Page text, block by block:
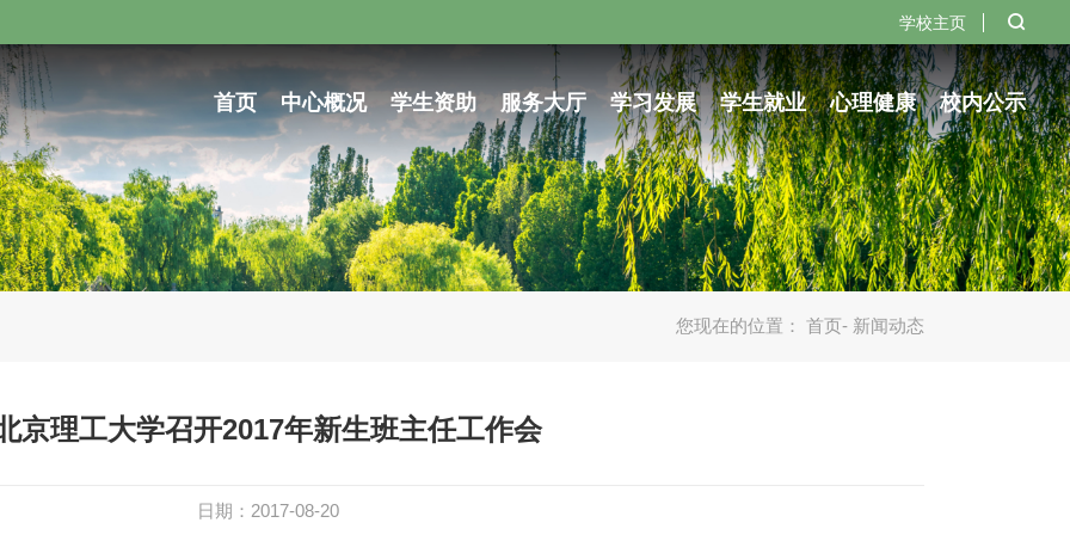
学校主页
首页 中心概况 学生资助 服务大厅 学习发展 学生就业 心理健康 校内公示
您现在的位置： 首页- 新闻动态
京理工大学召开2017年新生班主任工作会
日期：2017-08-20